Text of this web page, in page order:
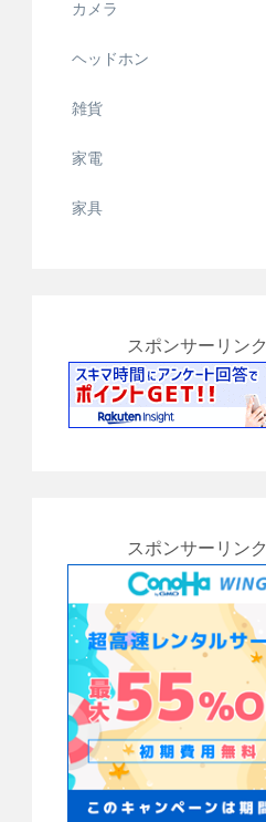
カメラ
ヘッドホン
雑貨
家電
家具
スポンサーリンク
スポンサーリンク